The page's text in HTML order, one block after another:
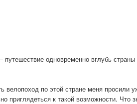
одновременно вглубь страны
велопоход по этой стране меня просили
приглядеться к такой возможности. Что